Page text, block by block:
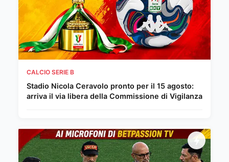
CALCIO SERIE B
Stadio Nicola Ceravolo pronto per il 15 agosto:
arriva il via libera della Commissione di Vigilanza